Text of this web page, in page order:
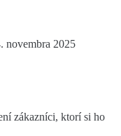
novembra 2025
zákazníci, ktorí si ho